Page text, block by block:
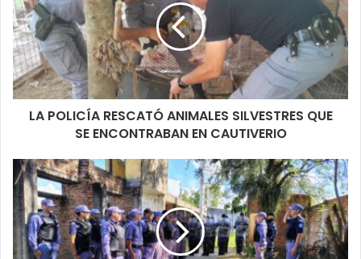
LA POLICÍA RESCATÓ ANIMALES SILVESTRES QUE
SE ENCONTRABAN EN CAUTIVERIO